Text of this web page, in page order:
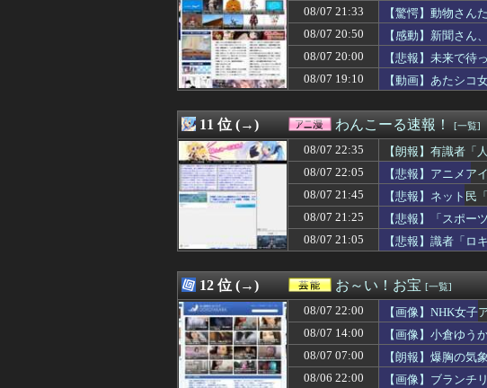
08/07 21:59
【速報】銀だこ、88円ｗｗｗｗ
08/07 21:59
【画像】露悪アニメ化ブーム、
08/07 21:58
【朗報】五百城茉央さん、めざ
08/07 21:58
【ホロライブ】トワ様3D新衣装
08/07 21:57
児童相談所の前に子供を放置し
08/07 21:57
埼玉俺「オイ！田舎モン！w」
08/07 21:57
【人生】「不満はないのに幸せ
08/07 21:56
【悲報】女さん「男で痛み止め
08/07 21:55
【悲報】タイミー虐めが流行っ
08/07 21:55
中国メディア 中国製の「プレ
08/07 21:54
あの人のことが好きだと自覚す
08/07 21:54
【速報】日向坂46、18thシング
【悲報】お前らさん、ずっと「
80代男性「足がすべってアクセ
08/07 21:51
【速報】日向坂46 18thシングル
08/07 21:50
阪神・藤川監督「今までしっか
08/07 21:50
【画像】道重さゆみちゃん(29)
08/07 21:50
【動画】ショートスリーパー堀
08/07 21:50
【超悲報】Z新入社員、意地で
08/07 21:48
【衝撃】RPG四大難関「ロンダ
08/07 21:48
【困惑】MARCHって高学歴な
08/07 21:47
【さようなら】れいわ大石あき
08/07 21:33
【驚愕】動物さん
08/07 20:50
【感動】新聞さん
08/07 20:00
【悲報】未来で待
08/07 19:10
【動画】あたシコ
11 位 (→) わんこーる速報！ [一覧]
08/07 22:35
【朗報】有識者「
08/07 22:05
【悲報】アニメ
08/07 21:45
【悲報】ネット
だろ」
08/07 21:25
【悲報】「スポー
08/07 21:05
【悲報】識者「ロ
12 位 (→) お～い！お宝 [一覧]
08/07 22:00
【画像】NHK女子
08/07 14:00
【画像】小倉ゆう
08/07 07:00
【朗報】爆胸の気
08/06 22:00
【画像】ブランチ